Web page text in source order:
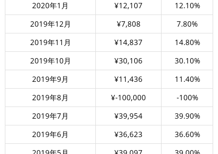
2020年1月
¥12,107
12.10%
2019年12月
¥7,808
7.80%
2019年11月
¥14,837
14.80%
2019年10月
¥30,106
30.10%
2019年9月
¥11,436
11.40%
2019年8月
¥-100,000
-100%
2019年7月
¥39,954
39.90%
2019年6月
¥36,623
36.60%